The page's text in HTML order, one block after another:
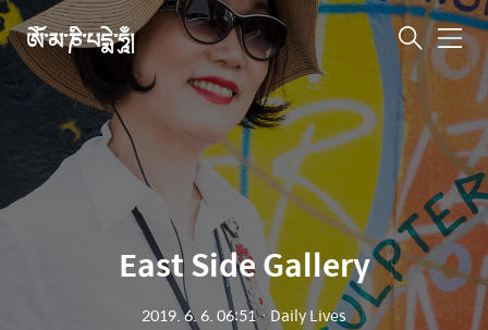
ཨོཾ་མ་ཎི་པདྨེ་ཧཱུྃ། 메
뉴
East Side Gallery
2019. 6. 6. 06:51ㆍDaily Lives